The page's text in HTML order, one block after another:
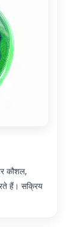
कौशल,
हैं। सक्रिय